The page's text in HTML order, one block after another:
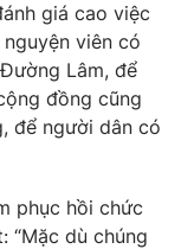
giá cao việc
viên có
Lâm, để
đồng cũng
để người dân có
phục hồi chức
“Mặc dù chúng